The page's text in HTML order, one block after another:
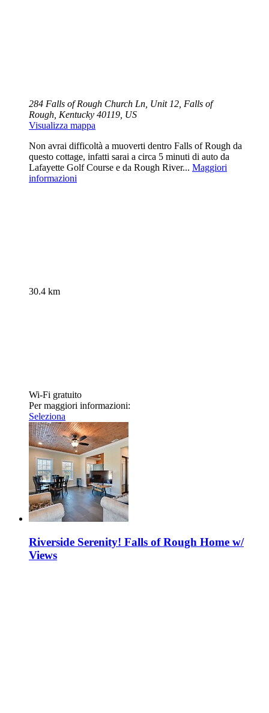
284 Falls of Rough Church Ln, Unit 12, Falls of
Rough, Kentucky 40119, US
Visualizza mappa
Non avrai difficoltà a muoverti dentro Falls of Rough da
questo cottage, infatti sarai a circa 5 minuti di auto da
Lafayette Golf Course e da Rough River... Maggiori
informazioni
30.4 km
Wi-Fi gratuito
Per maggiori informazioni:
Seleziona
Riverside Serenity! Falls of Rough Home w/
Views